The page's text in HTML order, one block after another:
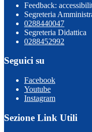
Feedback:
Segreteria
0288440047
Segreteria Didattica
0288452992
Seguici su
Facebook
Youtube
Instagram
Sezione Link Utili